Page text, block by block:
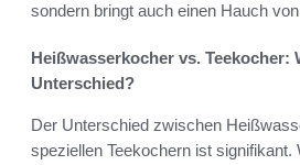
sondern bringt auch einen Hauch
Heißwasserkocher vs. Teekocher:
Unterschied?
Der Unterschied zwischen
speziellen Teekochern ist signifikant.